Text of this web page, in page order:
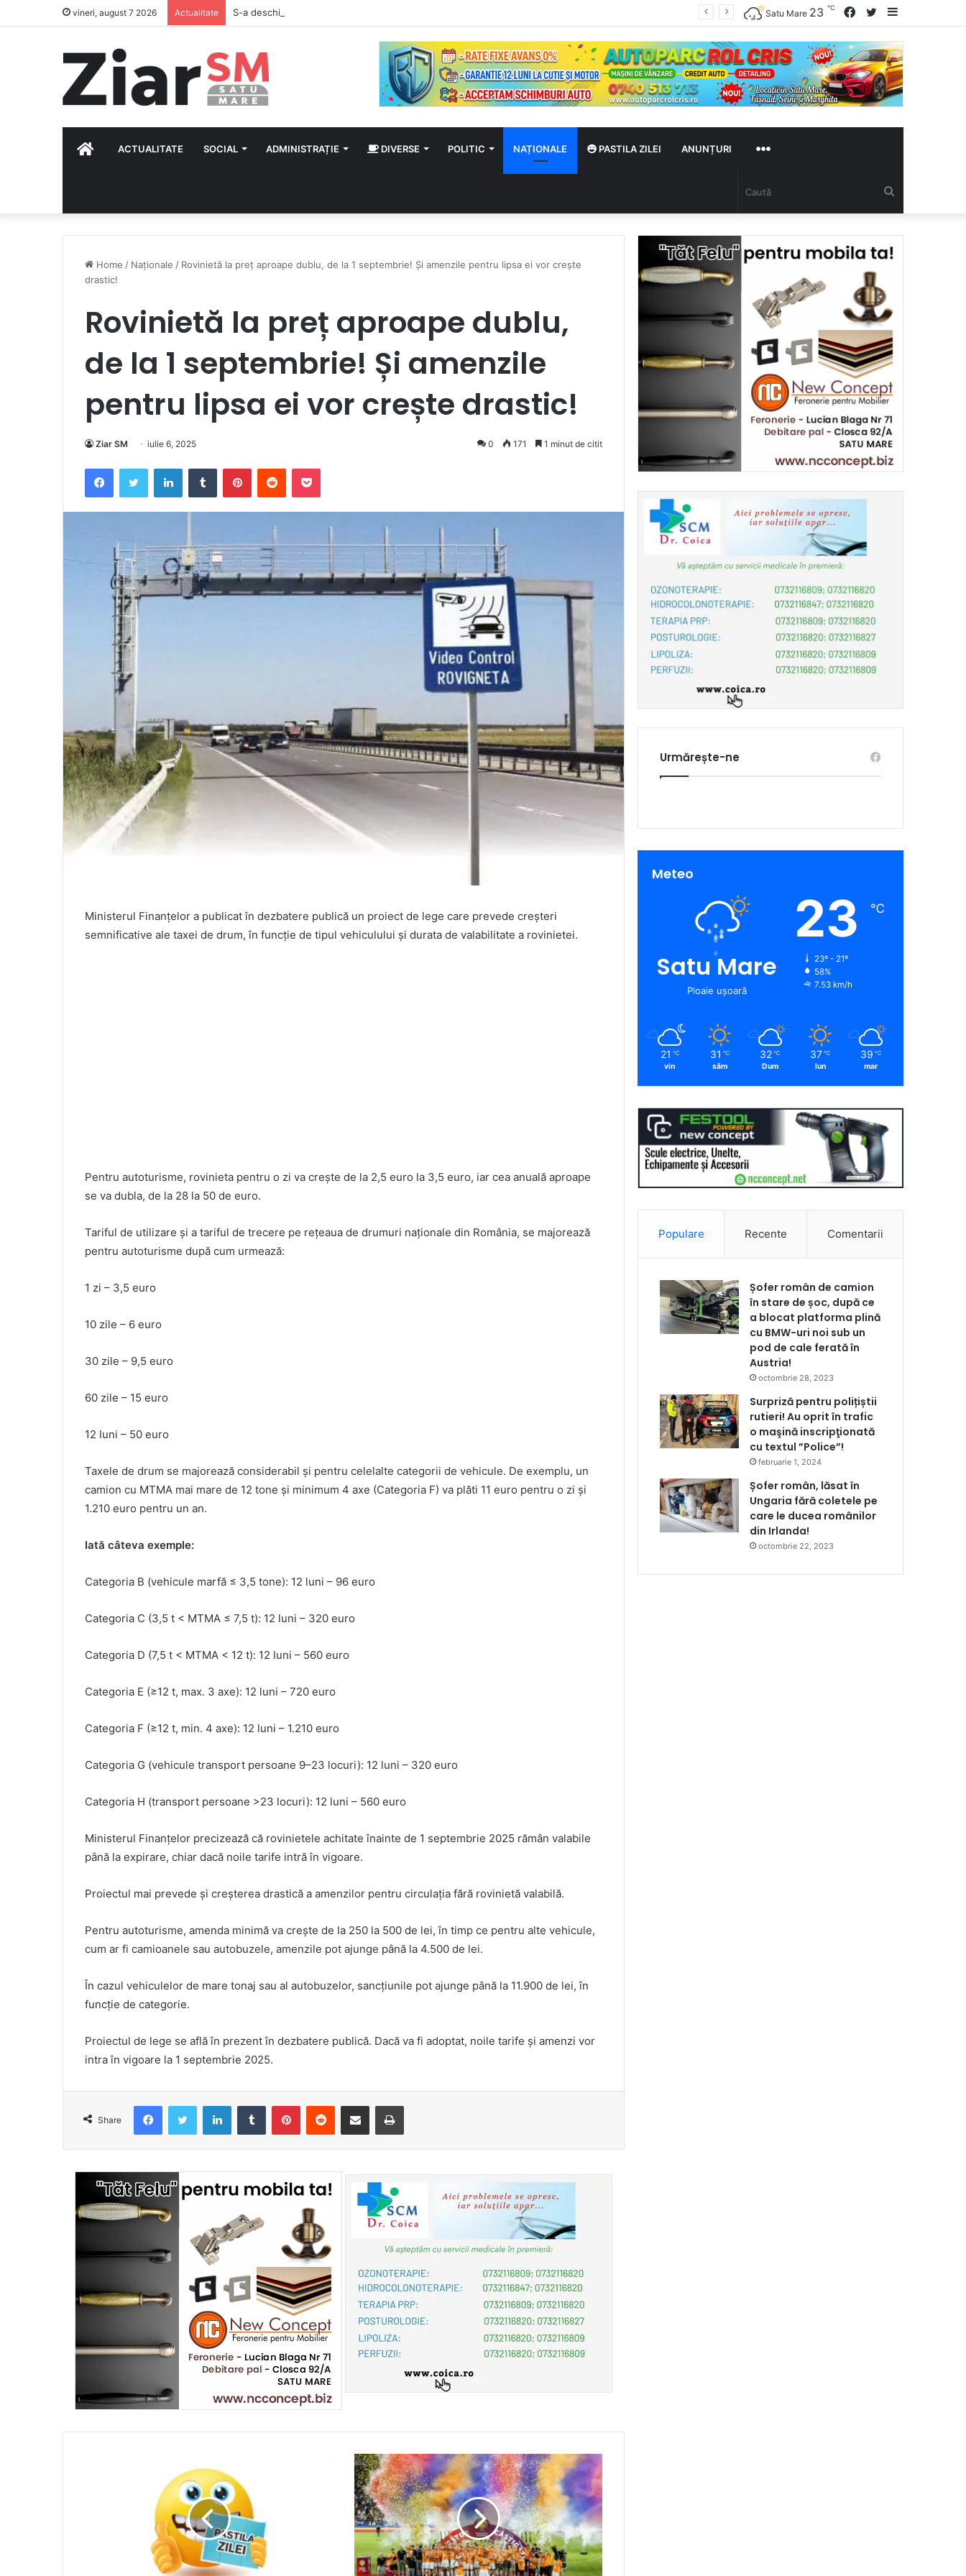
vineri, august 7 2026 Actualitate Sidebar
Twitter
Facebook
Satu Mare 23 ℃
HOMEACTUALITATE SOCIAL ADMINISTRAȚIE DIVERSE POLITIC NAȚIONALE PASTILA ZILEI ANUNȚURI
MULTE
Home / Naționale / Rovinietă la preț aproape dublu, de la 1 septembrie! Și amenzile pentru lipsa ei vor crește
drastic!
Rovinietă la preț aproape dublu,
de la 1 septembrie! Și amenzile
pentru lipsa ei vor crește drastic!
Ziar SM iulie 6, 2025 0 171 1 minut de citit
FacebookTwitter LinkedInTumblr PinterestReddit Pocket
Ministerul Finanțelor a publicat în dezbatere publică un proiect de lege care prevede creșteri
semnificative ale taxei de drum, în funcție de tipul vehiculului și durata de valabilitate a rovinietei.
Pentru autoturisme, rovinieta pentru o zi va crește de la 2,5 euro la 3,5 euro, iar cea anuală aproape
se va dubla, de la 28 la 50 de euro.
Tariful de utilizare şi a tariful de trecere pe reţeaua de drumuri naţionale din România, se majorează
pentru autoturisme după cum urmează:
1 zi – 3,5 euro
10 zile – 6 euro
30 zile – 9,5 euro
60 zile – 15 euro
12 luni – 50 euro
Taxele de drum se majorează considerabil și pentru celelalte categorii de vehicule. De exemplu, un
camion cu MTMA mai mare de 12 tone și minimum 4 axe (Categoria F) va plăti 11 euro pentru o zi și
1.210 euro pentru un an.
Iată câteva exemple:
Categoria B (vehicule marfă ≤ 3,5 tone): 12 luni – 96 euro
Categoria C (3,5 t < MTMA ≤ 7,5 t): 12 luni – 320 euro
Categoria D (7,5 t < MTMA < 12 t): 12 luni – 560 euro
Categoria E (≥12 t, max. 3 axe): 12 luni – 720 euro
Categoria F (≥12 t, min. 4 axe): 12 luni – 1.210 euro
Categoria G (vehicule transport persoane 9–23 locuri): 12 luni – 320 euro
Categoria H (transport persoane >23 locuri): 12 luni – 560 euro
Ministerul Finanțelor precizează că rovinietele achitate înainte de 1 septembrie 2025 rămân valabile
până la expirare, chiar dacă noile tarife intră în vigoare.
Proiectul mai prevede și creșterea drastică a amenzilor pentru circulația fără rovinietă valabilă.
Pentru autoturisme, amenda minimă va crește de la 250 la 500 de lei, în timp ce pentru alte vehicule,
cum ar fi camioanele sau autobuzele, amenzile pot ajunge până la 4.500 de lei.
În cazul vehiculelor de mare tonaj sau al autobuzelor, sancțiunile pot ajunge până la 11.900 de lei, în
funcție de categorie.
Proiectul de lege se află în prezent în dezbatere publică. Dacă va fi adoptat, noile tarife și amenzi vor
intra în vigoare la 1 septembrie 2025.
Share
FacebookTwitter LinkedInTumblr PinterestReddit Share via Email Print
Urmărește-ne
Meteo
Satu Mare
Ploaie ușoară
23 ℃
23º - 21º
58%
7.53 km/h
21 ℃
vin
31 ℃
sâm
32 ℃
Dum
37 ℃
lun
39 ℃
mar
Populare Recente Comentarii
Șofer român de camion
în stare de șoc, după ce
a blocat platforma plină
cu BMW-uri noi sub un
pod de cale ferată în
Austria!
octombrie 28, 2023
Surpriză pentru polițiștii
rutieri! Au oprit în trafic
o maşină inscripţionată
cu textul ”Police”!
februarie 1, 2024
Șofer român, lăsat în
Ungaria fără coletele pe
care le ducea românilor
din Irlanda!
octombrie 22, 2023